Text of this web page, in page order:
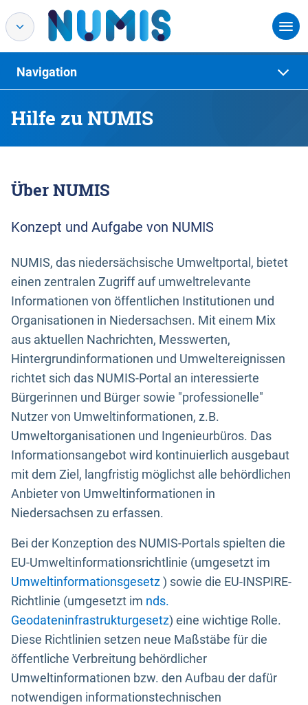
Hilfe zu NUMIS
Navigation
Über NUMIS
Konzept und Aufgabe von NUMIS
NUMIS, das niedersächsische Umweltportal, bietet
einen zentralen Zugriff auf umweltrelevante
Informationen von öffentlichen Institutionen und
Organisationen in Niedersachsen. Mit einem Mix
aus aktuellen Nachrichten, Messwerten,
Hintergrundinformationen und Umweltereignissen
richtet sich das NUMIS-Portal an interessierte
Bürgerinnen und Bürger sowie "professionelle"
Nutzer von Umweltinformationen, z.B.
Umweltorganisationen und Ingenieurbüros. Das
Informationsangebot wird kontinuierlich ausgebaut
mit dem Ziel, langfristig möglichst alle behördlichen
Anbieter von Umweltinformationen in
Niedersachsen zu erfassen.
Bei der Konzeption des NUMIS-Portals spielten die
EU-Umweltinformationsrichtlinie (umgesetzt im
Umweltinformationsgesetz) sowie die EU-INSPIRE-
Richtlinie (umgesetzt im nds.
Geodateninfrastrukturgesetz) eine wichtige Rolle.
Diese Richtlinien setzen neue Maßstäbe für die
öffentliche Verbreitung behördlicher
Umweltinformationen bzw. den Aufbau der dafür
notwendigen informationstechnischen